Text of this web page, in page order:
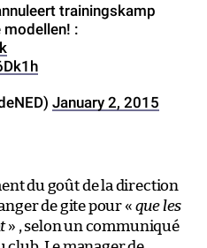
trainingskamp
:
January 2, 2015
du goût de la direction
de gite pour « que les
» , selon un communiqué